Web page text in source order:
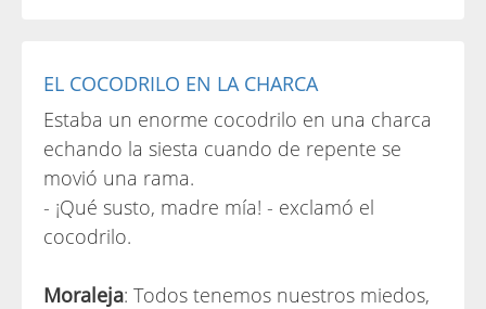
EL COCODRILO EN LA CHARCA
Estaba un enorme cocodrilo en una charca
echando la siesta cuando de repente se
movió una rama.
- ¡Qué susto, madre mía! - exclamó el
cocodrilo.
Moraleja: Todos tenemos nuestros miedos,